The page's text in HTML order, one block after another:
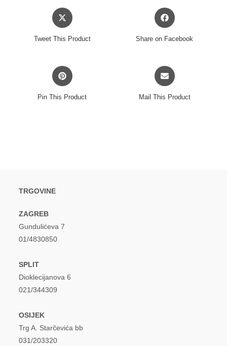
Opens
in
Tweet This Product
Opens
in
Share on Facebook
Opens
in
Pin This Product
Opens
in
Mail This Product
TRGOVINE
ZAGREB
Gundulićeva 7
01/4830850
SPLIT
Dioklecijanova 6
021/344309
OSIJEK
Trg A. Starčevića bb
031/203320